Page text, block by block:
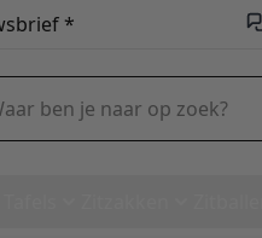
*
ben je naar op zoek?